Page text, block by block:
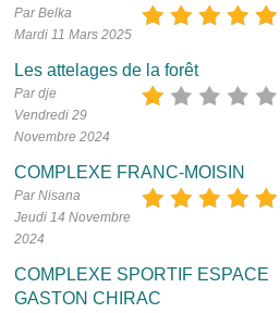
Par Belka
Mardi 11 Mars 2025
Les attelages de la forêt
Par dje
Vendredi 29
Novembre 2024
COMPLEXE FRANC-MOISIN
Par Nisana
Jeudi 14 Novembre
2024
COMPLEXE SPORTIF ESPACE
GASTON CHIRAC